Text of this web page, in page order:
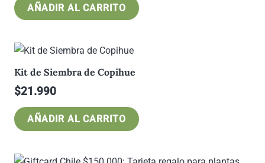
AÑADIR AL CARRITO
Kit de Siembra de Copihue
$21.990
AÑADIR AL CARRITO